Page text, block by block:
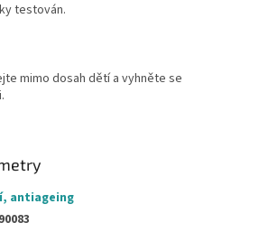
testován.
mimo dosah dětí a vyhněte se
antiageing